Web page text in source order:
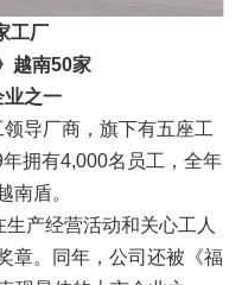
工厂
越南50家
业之一
导厂商，旗下有五座工
拥有4,000名员工，全年
南盾。
产经营活动和关心工人
章。同年，公司还被《福